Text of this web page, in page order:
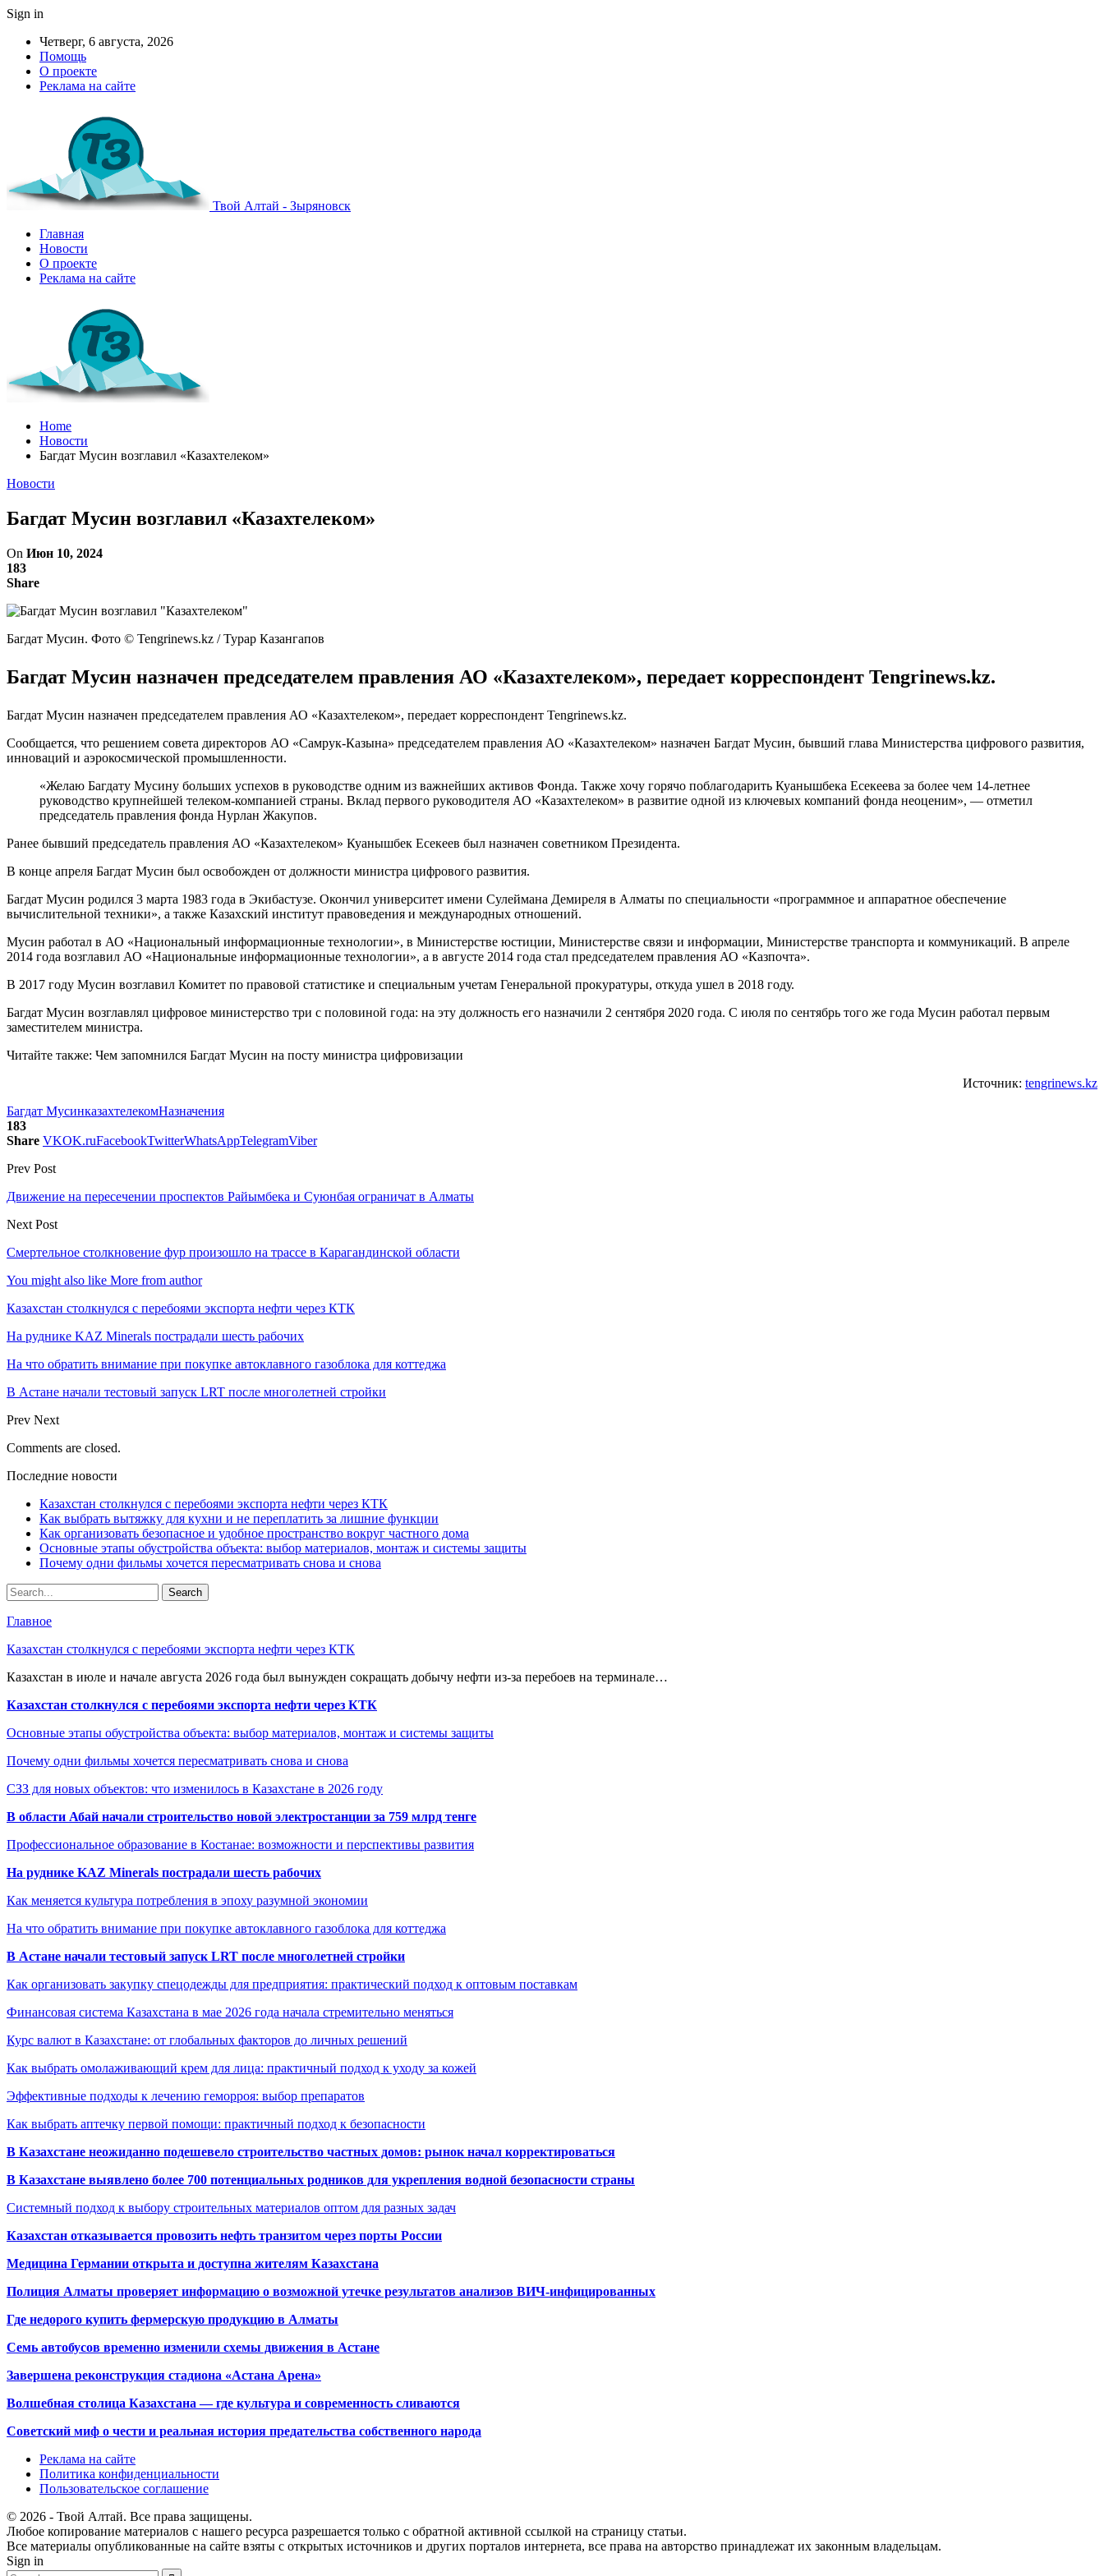
Sign in
Четверг, 6 августа, 2026
Помощь
О проекте
Реклама на сайте
Твой Алтай - Зыряновск
Главная
Новости
О проекте
Реклама на сайте
Home
Новости
Багдат Мусин возглавил «Казахтелеком»
Новости
Багдат Мусин возглавил «Казахтелеком»
On Июн 10, 2024
183
Share
Багдат Мусин. Фото ©️ Tengrinews.kz / Турар Казангапов
Багдат Мусин назначен председателем правления АО «Казахтелеком», передает корреспондент Tengrinews.kz.
Багдат Мусин назначен председателем правления АО «Казахтелеком», передает корреспондент Tengrinews.kz.
Сообщается, что решением совета директоров АО «Самрук-Казына» председателем правления АО «Казахтелеком» назначен Багдат Мусин, бывший глава Министерства цифрового развития,
инноваций и аэрокосмической промышленности.
«Желаю Багдату Мусину больших успехов в руководстве одним из важнейших активов Фонда. Также хочу горячо поблагодарить Куанышбека Есекеева за более чем 14-летнее
руководство крупнейшей телеком-компанией страны. Вклад первого руководителя АО «Казахтелеком» в развитие одной из ключевых компаний фонда неоценим», — отметил
председатель правления фонда Нурлан Жакупов.
Ранее бывший председатель правления АО «Казахтелеком» Куанышбек Есекеев был назначен советником Президента.
В конце апреля Багдат Мусин был освобожден от должности министра цифрового развития.
Багдат Мусин родился 3 марта 1983 года в Экибастузе. Окончил университет имени Сулеймана Демиреля в Алматы по специальности «программное и аппаратное обеспечение
вычислительной техники», а также Казахский институт правоведения и международных отношений.
Мусин работал в АО «Национальный информационные технологии», в Министерстве юстиции, Министерстве связи и информации, Министерстве транспорта и коммуникаций. В апреле
2014 года возглавил АО «Национальные информационные технологии», а в августе 2014 года стал председателем правления АО «Казпочта».
В 2017 году Мусин возглавил Комитет по правовой статистике и специальным учетам Генеральной прокуратуры, откуда ушел в 2018 году.
Багдат Мусин возглавлял цифровое министерство три с половиной года: на эту должность его назначили 2 сентября 2020 года. С июля по сентябрь того же года Мусин работал первым
заместителем министра.
Читайте также: Чем запомнился Багдат Мусин на посту министра цифровизации
Источник: tengrinews.kz
Багдат МусинказахтелекомНазначения
183
Share VKOK.ruFacebookTwitterWhatsAppTelegramViber
Prev Post
Движение на пересечении проспектов Райымбека и Суюнбая ограничат в Алматы
Next Post
Смертельное столкновение фур произошло на трассе в Карагандинской области
You might also like More from author
Казахстан столкнулся с перебоями экспорта нефти через КТК
На руднике KAZ Minerals пострадали шесть рабочих
На что обратить внимание при покупке автоклавного газоблока для коттеджа
В Астане начали тестовый запуск LRT после многолетней стройки
Prev Next
Comments are closed.
Последние новости
Казахстан столкнулся с перебоями экспорта нефти через КТК
Как выбрать вытяжку для кухни и не переплатить за лишние функции
Как организовать безопасное и удобное пространство вокруг частного дома
Основные этапы обустройства объекта: выбор материалов, монтаж и системы защиты
Почему одни фильмы хочется пересматривать снова и снова
Главное
Казахстан столкнулся с перебоями экспорта нефти через КТК
Казахстан в июле и начале августа 2026 года был вынужден сокращать добычу нефти из-за перебоев на терминале…
Казахстан столкнулся с перебоями экспорта нефти через КТК
Основные этапы обустройства объекта: выбор материалов, монтаж и системы защиты
Почему одни фильмы хочется пересматривать снова и снова
СЗЗ для новых объектов: что изменилось в Казахстане в 2026 году
В области Абай начали строительство новой электростанции за 759 млрд тенге
Профессиональное образование в Костанае: возможности и перспективы развития
На руднике KAZ Minerals пострадали шесть рабочих
Как меняется культура потребления в эпоху разумной экономии
На что обратить внимание при покупке автоклавного газоблока для коттеджа
В Астане начали тестовый запуск LRT после многолетней стройки
Как организовать закупку спецодежды для предприятия: практический подход к оптовым поставкам
Финансовая система Казахстана в мае 2026 года начала стремительно меняться
Курс валют в Казахстане: от глобальных факторов до личных решений
Как выбрать омолаживающий крем для лица: практичный подход к уходу за кожей
Эффективные подходы к лечению геморроя: выбор препаратов
Как выбрать аптечку первой помощи: практичный подход к безопасности
В Казахстане неожиданно подешевело строительство частных домов: рынок начал корректироваться
В Казахстане выявлено более 700 потенциальных родников для укрепления водной безопасности страны
Системный подход к выбору строительных материалов оптом для разных задач
Казахстан отказывается провозить нефть транзитом через порты России
Медицина Германии открыта и доступна жителям Казахстана
Полиция Алматы проверяет информацию о возможной утечке результатов анализов ВИЧ-инфицированных
Где недорого купить фермерскую продукцию в Алматы
Семь автобусов временно изменили схемы движения в Астане
Завершена реконструкция стадиона «Астана Арена»
Волшебная столица Казахстана — где культура и современность сливаются
Советский миф о чести и реальная история предательства собственного народа
Реклама на сайте
Политика конфиденциальности
Пользовательское соглашение
© 2026 - Твой Алтай. Все права защищены.
Любое копирование материалов с нашего ресурса разрешается только с обратной активной ссылкой на страницу статьи.
Все материалы опубликованные на сайте взяты с открытых источников и других порталов интернета, все права на авторство принадлежат их законным владельцам.
Sign in